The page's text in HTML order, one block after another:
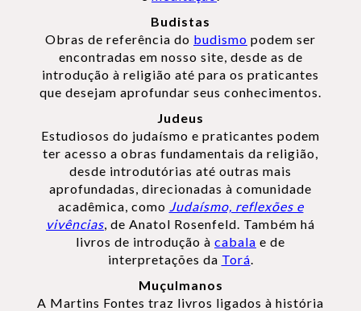
Budistas
Obras de referência do budismo podem ser
encontradas em nosso site, desde as de
introdução à religião até para os praticantes
que desejam aprofundar seus conhecimentos.
Judeus
Estudiosos do judaísmo e praticantes podem
ter acesso a obras fundamentais da religião,
desde introdutórias até outras mais
aprofundadas, direcionadas à comunidade
acadêmica, como Judaísmo, reflexões e
vivências, de Anatol Rosenfeld. Também há
livros de introdução à cabala e de
interpretações da Torá.
Muçulmanos
A Martins Fontes traz livros ligados à história